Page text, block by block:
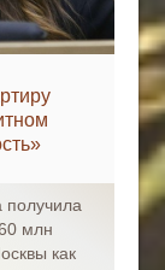
получила
млн
как